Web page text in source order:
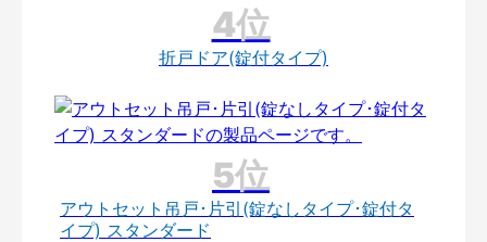
折戸ドア(錠付タイプ)
アウトセット吊戸･片引(錠なしタイプ･錠付タ
イプ) スタンダード